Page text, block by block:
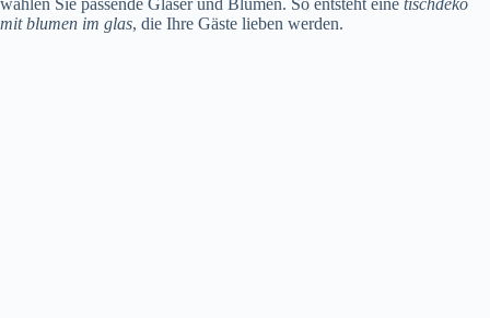
wählen Sie passende Gläser und Blumen. So entsteht eine tischdeko
mit blumen im glas, die Ihre Gäste lieben werden.